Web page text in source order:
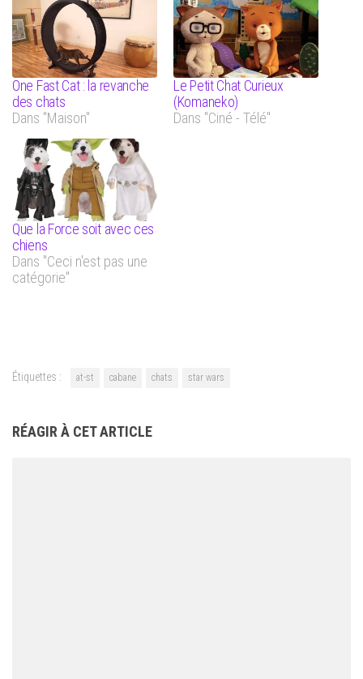
One Fast Cat : la revanche
des chats
Dans "Maison"
Le Petit Chat Curieux
(Komaneko)
Dans "Ciné - Télé"
Que la Force soit avec ces
chiens
Dans "Ceci n'est pas une
catégorie"
Étiquettes : at-st cabane chats star wars
RÉAGIR À CET ARTICLE